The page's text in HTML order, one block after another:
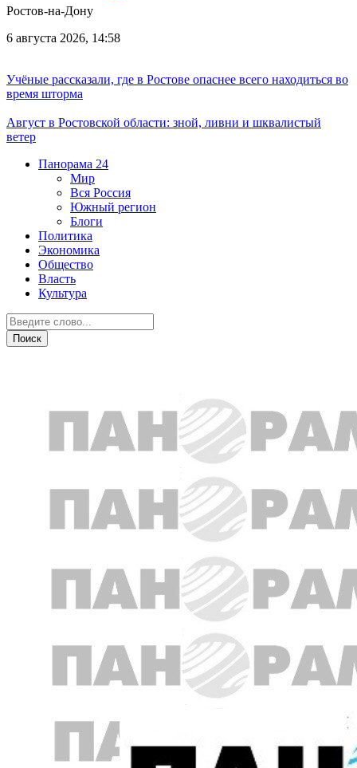
Ростов-на-Дону
6 августа 2026, 14:58
Учёные рассказали, где в Ростове опаснее всего находиться во
время шторма
Август в Ростовской области: зной, ливни и шквалистый
ветер
Панорама 24
Мир
Вся Россия
Южный регион
Блоги
Политика
Экономика
Общество
Власть
Культура